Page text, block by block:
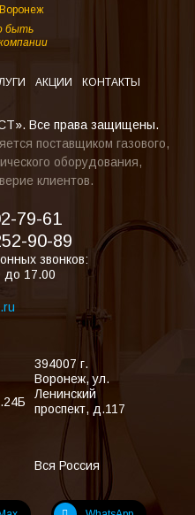
быть
АКЦИИ КОНТАКТЫ
Все права защищены.
поставщиком газового,
оборудования,
клиентов.
79-61
90-89
звонков:
до 17.00
394007 г.
Воронеж,ул.
Ленинский
проспект, д.117
Вся Россия